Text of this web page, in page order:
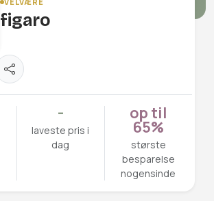
figaro
-
laveste pris i
dag
op til
65%
største
besparelse
nogensinde